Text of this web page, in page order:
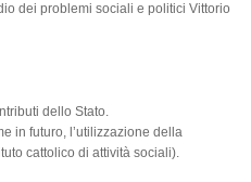
dei problemi sociali e politici Vittorio
dello Stato.
in futuro, l’utilizzazione della
cattolico di attività sociali).